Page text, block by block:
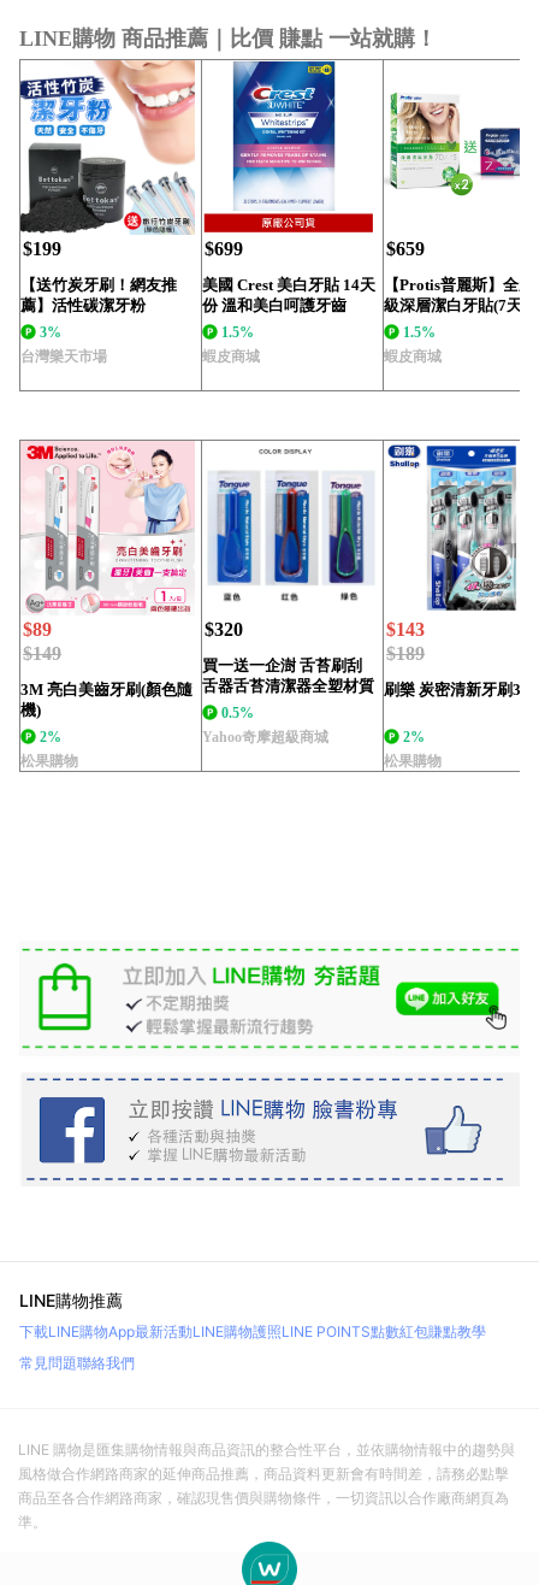
LINE購物 商品推薦｜比價 賺點 一站就購！
$199
【送竹炭牙刷！網友推
薦】活性碳潔牙粉
Bottokan 活性...
3%
台灣樂天市場
$699
美國 Crest 美白牙貼 14天
份 溫和美白呵護牙齒
1.5%
蝦皮商城
$659
【Protis普麗斯】全新
級深層潔白牙貼(7天
份)x2 送...
1.5%
蝦皮商城
$89
$149
3M 亮白美齒牙刷(顏色隨
機)
2%
松果購物
$320
買一送一企澍 舌苔刷刮
舌器舌苔清潔器全塑材質
刮舌刷 口氣清新...
0.5%
Yahoo奇摩超級商城
$143
$189
刷樂 炭密清新牙刷3
2%
松果購物
LINE購物推薦
下載LINE購物App最新活動LINE購物護照LINE POINTS點數紅包賺點教學
常見問題聯絡我們
LINE 購物是匯集購物情報與商品資訊的整合性平台，並依購物情報中的趨勢與
風格做合作網路商家的延伸商品推薦，商品資料更新會有時間差，請務必點擊
商品至各合作網路商家，確認現售價與購物條件，一切資訊以合作廠商網頁為
準。